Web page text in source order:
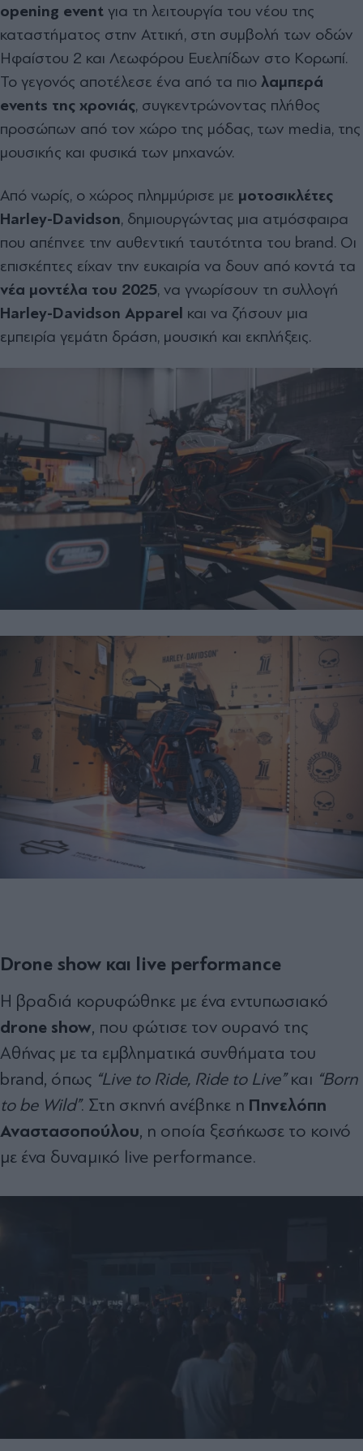
opening event για τη λειτουργία του νέου της
καταστήματος στην Αττική, στη συμβολή των οδών
Ηφαίστου 2 και Λεωφόρου Ευελπίδων στο Κορωπί.
Το γεγονός αποτέλεσε ένα από τα πιο λαμπερά
events της χρονιάς, συγκεντρώνοντας πλήθος
προσώπων από τον χώρο της μόδας, των media, της
μουσικής και φυσικά των μηχανών.
Από νωρίς, ο χώρος πλημμύρισε με μοτοσικλέτες
Harley-Davidson, δημιουργώντας μια ατμόσφαιρα
που απέπνεε την αυθεντική ταυτότητα του brand. Οι
επισκέπτες είχαν την ευκαιρία να δουν από κοντά τα
νέα μοντέλα του 2025, να γνωρίσουν τη συλλογή
Harley-Davidson Apparel και να ζήσουν μια
εμπειρία γεμάτη δράση, μουσική και εκπλήξεις.
Drone show και live performance
Η βραδιά κορυφώθηκε με ένα εντυπωσιακό
drone show, που φώτισε τον ουρανό της
Αθήνας με τα εμβληματικά συνθήματα του
brand, όπως “Live to Ride, Ride to Live”και “Born
to be Wild”. Στη σκηνή ανέβηκε η Πηνελόπη
Αναστασοπούλου, η οποία ξεσήκωσε το κοινό
με ένα δυναμικό live performance.